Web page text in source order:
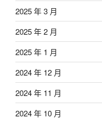
2025 年 3 月
2025 年 2 月
2025 年 1 月
2024 年 12 月
2024 年 11 月
2024 年 10 月